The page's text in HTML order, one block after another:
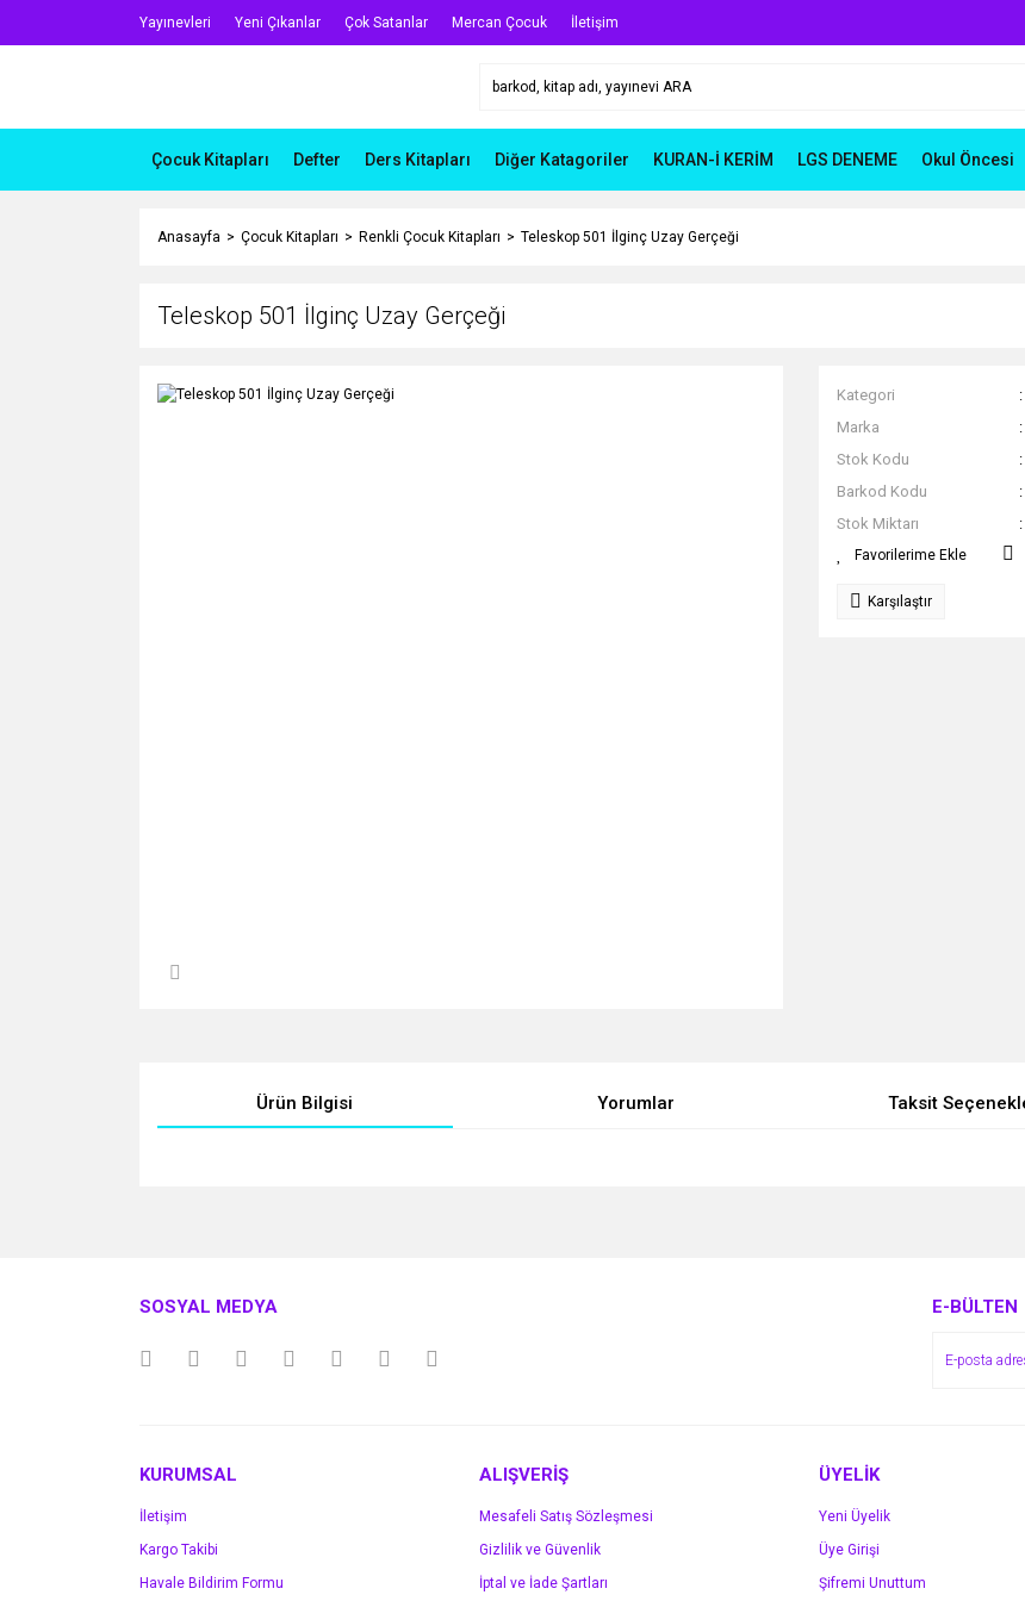
Yayınevleri Yeni Çıkanlar Çok Satanlar Mercan Çocuk İletişim
Çocuk Kitapları Defter Ders Kitapları Diğer Katagoriler KURAN-İ KERİM LGS DENEME Okul Öncesi
Anasayfa Çocuk Kitapları Renkli Çocuk Kitapları Teleskop 501 İlginç Uzay Gerçeği
Teleskop 501 İlginç Uzay Gerçeği
Kategori
Marka
Stok Kodu
Barkod Kodu
Stok Miktarı
Karşılaştır
Ürün Bilgisi Yorumlar Taksit
Ürün açıklamasında eksik bilgiler bulunuyor.
SOSYAL MEDYA E-BÜLTEN
KURUMSAL
İletişim
Kargo Takibi
Havale Bildirim Formu
ALIŞVERİŞ
Mesafeli Satış Sözleşmesi
Gizlilik ve Güvenlik
İptal ve İade Şartları
ÜYELİK
Yeni Üyelik
Üye Girişi
Şifremi Unuttum